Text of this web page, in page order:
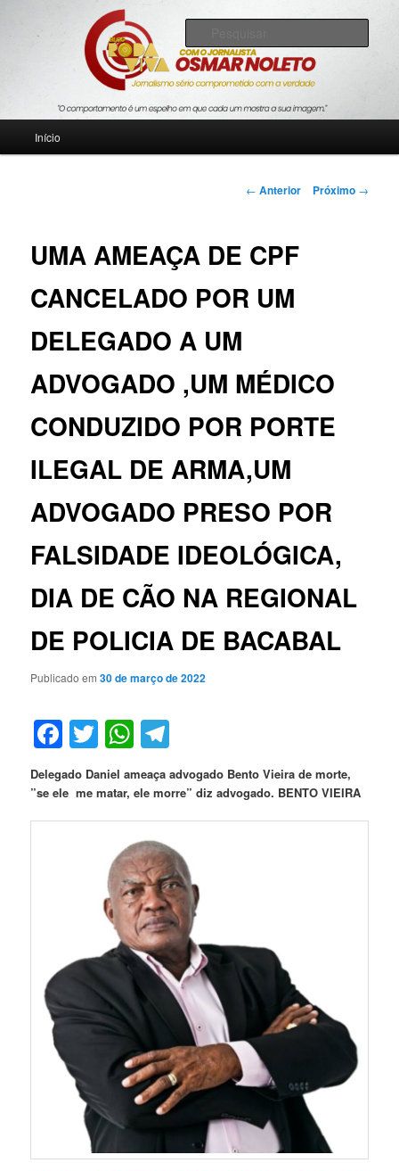
Blog Roda Viva
Jornalismo sério comprometido com a verdade
Início
Navegação
← Anterior Próximo →
UMA AMEAÇA DE CPF
CANCELADO POR UM
DELEGADO A UM
ADVOGADO ,UM MÉDICO
CONDUZIDO POR PORTE
ILEGAL DE ARMA,UM
ADVOGADO PRESO POR
FALSIDADE IDEOLÓGICA,
DIA DE CÃO NA REGIONAL
DE POLICIA DE BACABAL
Publicado em30 de março de 2022
Facebook
TwitterWhatsApp
Delegado Daniel ameaça advogado Bento Vieira de morte,
”se ele me matar, ele morre” diz advogado. BENTO VIEIRA